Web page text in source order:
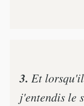
3. Et
j'entendis le